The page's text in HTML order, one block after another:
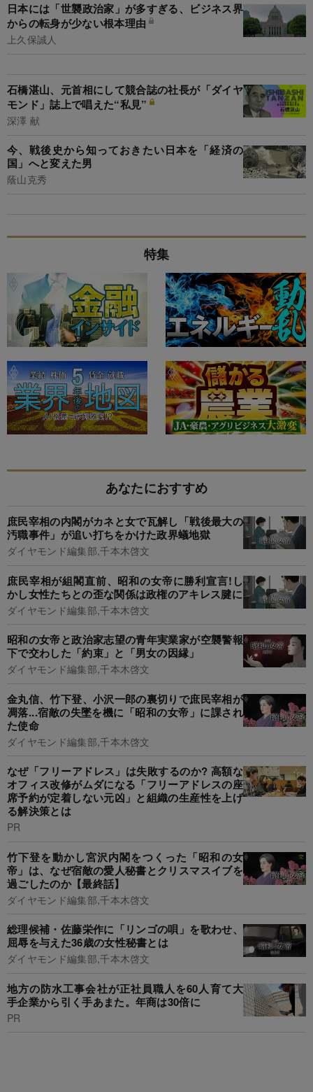
日本には「世襲政治家」が多すぎる、ビジネス界
からの転身が少ない根本理由
上久保誠人
石橋湛山、元首相にして競合誌の社長が「ダイヤ
モンド」誌上で唱えた“私見”
深澤 献
今、戦後史から知っておきたい日本を「経済の
国」へと変えた男
蔭山克秀
特集
あなたにおすすめ
庶民宰相の内閣がカネと女で瓦解し「戦後最大の
汚職事件」が追い打ちをかけた政界蟻地獄
ダイヤモンド編集部,千本木啓文
庶民宰相が組閣直前、昭和の女帝に勝利宣言!し
かし女性たちとの歪な関係は政権のアキレス腱に
ダイヤモンド編集部,千本木啓文
昭和の女帝と政治家志望の青年実業家が空襲警報
下で交わした「約束」と「男女の因縁」
ダイヤモンド編集部,千本木啓文
金丸信、竹下登、小沢一郎の裏切りで庶民宰相が
凋落...宿敵の失墜を機に「昭和の女帝」に課され
た使命
ダイヤモンド編集部,千本木啓文
なぜ「フリーアドレス」は失敗するのか? 高額な
オフィス改修がムダになる「フリーアドレスの座
席予約が定着しない元凶」と組織の生産性を上げ
る解決策とは
PR
竹下登を動かし宮沢内閣をつくった「昭和の女
帝」は、なぜ宿敵の愛人秘書とクリスマスイブを
過ごしたのか【最終話】
ダイヤモンド編集部,千本木啓文
総理候補・佐藤栄作に「リンゴの唄」を歌わせ、
屈辱を与えた36歳の女性秘書とは
ダイヤモンド編集部,千本木啓文
地方の防水工事会社が正社員職人を60人育て大
手企業から引く手あまた。年商は30倍に
PR